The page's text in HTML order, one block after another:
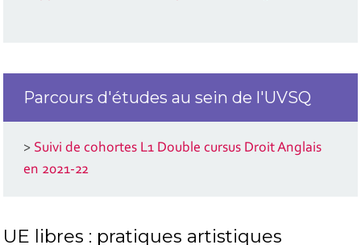
Parcours d'études au sein de l'UVSQ
> Suivi de cohortes L1 Double cursus Droit Anglais
en 2021-22
UE libres : pratiques artistiques